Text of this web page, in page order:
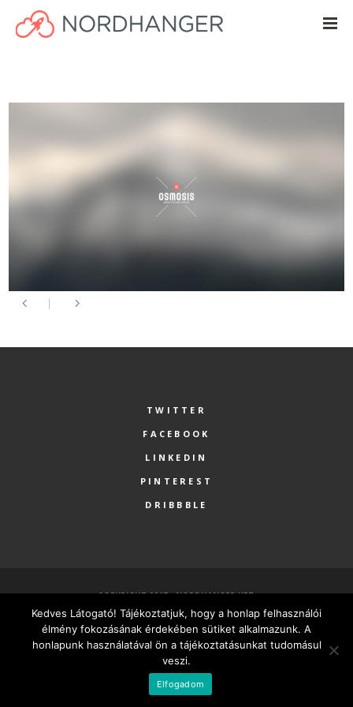
TWITTER
FACEBOOK
LINKEDIN
PINTEREST
DRIBBBLE
COPYRIGHT 2017 - NORDHANGER KFT.
FŐOLDAL SZOLGÁLTATÁSOK RÓLUNK PARTNEREK
KAPCSOLAT MINDEN VÁLLALKOZÁSNAK LEGYEN SAJÁT HONLAPJA
MAGYAR
Kedves Látogató! Tájékoztatjuk, hogy a honlap felhasználói
élmény fokozásának érdekében sütiket alkalmazunk. A
honlapunk használatával ön a tájékoztatásunkat tudomásul
veszi.
Elfogadom